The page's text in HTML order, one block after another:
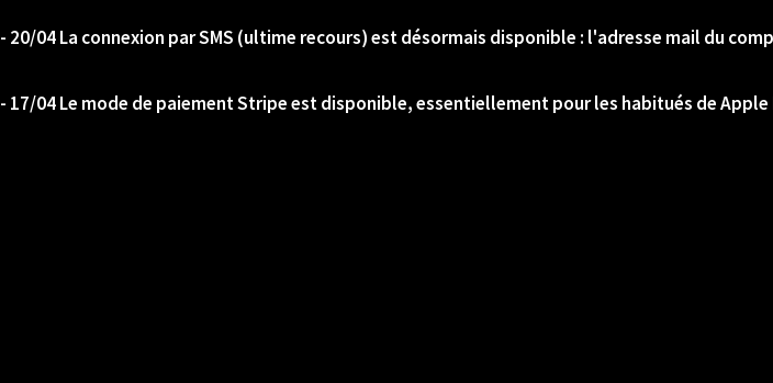
- 20/04 La connexion par SMS (ultime recours) est désormais disponible : l'adresse mail du
- 17/04 Le mode de paiement Stripe est disponible, essentiellement pour les habitués de